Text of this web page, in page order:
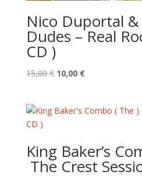
Nico Duportal
Dudes – Real
CD )
15,00€ Le
était :
10,00 €Le
est :
King Baker’s
The Crest